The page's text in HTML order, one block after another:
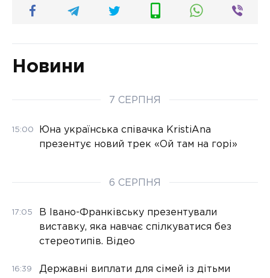
Новини
7 СЕРПНЯ
15:00
Юна українська співачка KristiAna
презентує новий трек «Ой там на горі»
6 СЕРПНЯ
17:05
В Івано-Франківську презентували
виставку, яка навчає спілкуватися без
стереотипів. Відео
16:39
Державні виплати для сімей із дітьми